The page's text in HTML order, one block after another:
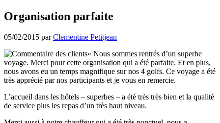
Organisation parfaite
05/02/2015 parClementine Petitjean
« Nous sommes rentrés d’un superbe
voyage. Merci pour cette organisation qui a été parfaite. Et en plus,
nous avons eu un temps magnifique sur nos 4 golfs. Ce voyage a été
très apprécié par nos participants et je vous en remercie.
L’accueil dans les hôtels – superbes – a été très très bien et la qualité
de service plus les repas d’un très haut niveau.